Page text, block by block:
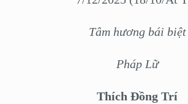
Tâm hương bái biệt
Pháp Lữ
Thích Đồng Trí